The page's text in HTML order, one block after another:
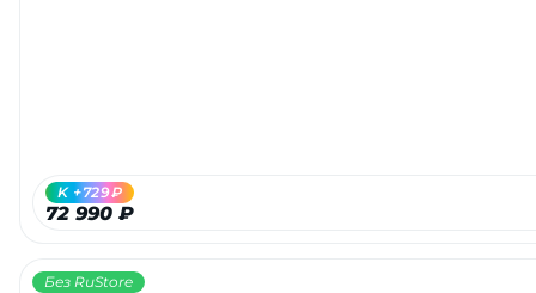
72 990 ₽
K +729₽
Без RuStore